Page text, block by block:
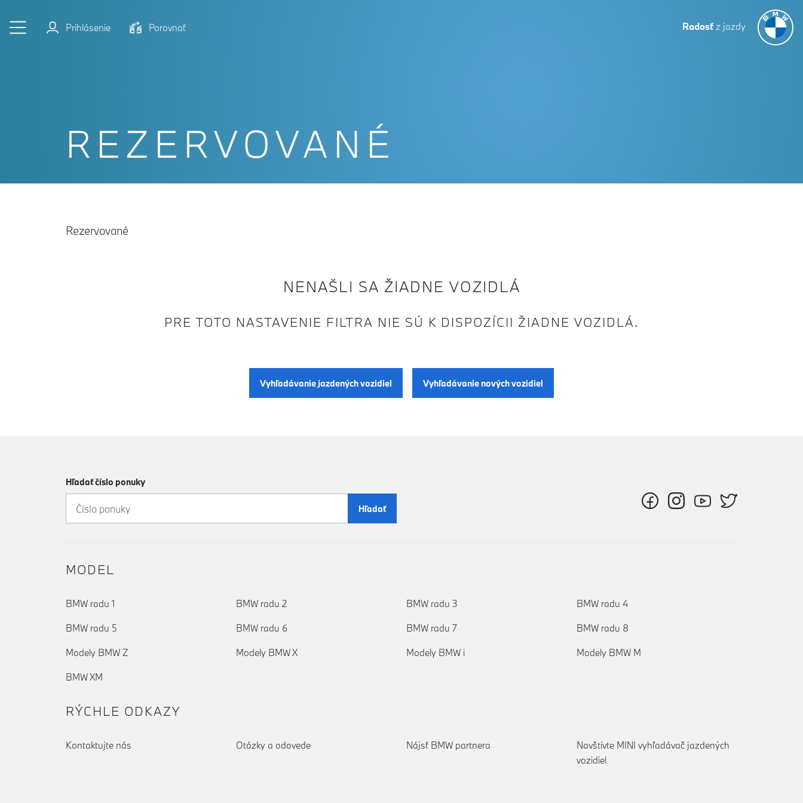
Prihlásenie
Porovnať Radosť z jazdy
REZERVOVANÉ
Rezervované
NENAŠLI SA ŽIADNE VOZIDLÁ
PRE TOTO NASTAVENIE FILTRA NIE SÚ K DISPOZÍCII ŽIADNE VOZIDLÁ.
Vyhľadávanie jazdených vozidiel Vyhľadávanie nových vozidiel
Hľadať číslo ponuky
Hľadať
MODEL
BMW radu 1 BMW radu 2 BMW radu 3 BMW radu 4
BMW radu 5 BMW radu 6 BMW radu 7 BMW radu 8
Modely BMW Z Modely BMW X Modely BMW i Modely BMW M
BMW XM
RÝCHLE ODKAZY
Kontaktujte nás Otázky a odovede Nájsť BMW partnera
Navštívte MINI vyhľadávač jazdených
vozidiel